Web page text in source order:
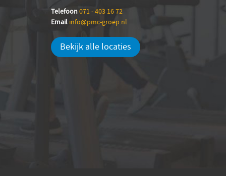
Telefoon071 - 403 16 72
Email info@pmc-groep.nl
Bekijk alle locaties